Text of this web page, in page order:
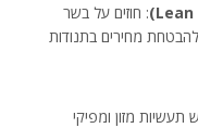
: חוזים על בשר
מחירים בתנודות
מזון ומפיקי